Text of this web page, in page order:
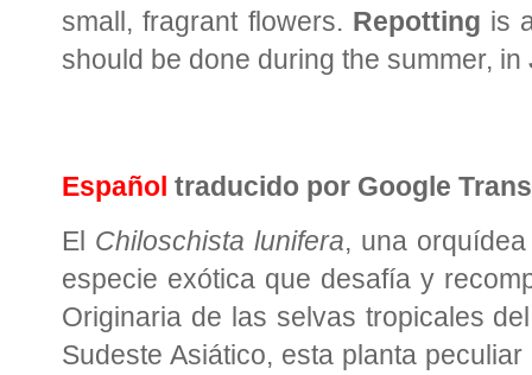
small, fragrant flowers. Repotting is
should be done during the summer, in
Español traducido por Google
El Chiloschista lunifera, una
especie exótica que desafía y
Originaria de las selvas tropicales
Sudeste Asiático, esta planta